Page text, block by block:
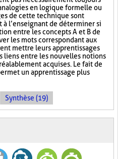
en logique formelle ou
de cette technique sont
à l’enseignant de déterminer si
entre les concepts A et B de
les mots correspondant aux
mettre leurs apprentissages
liens entre les nouvelles notions
acquises. Le fait de
un apprentissage plus
Synthèse (19)